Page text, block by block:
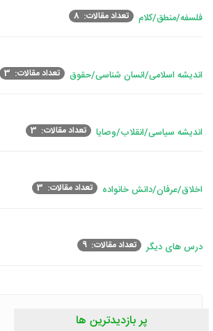
فلسفه/منطق/کلام تعداد مقالات: 8
اندیشه اسلامی/انسان شناسی/حقوق تعداد مقالات: 3
اندیشه سیاسی/انقلاب/وصایا تعداد مقالات: 3
اخلاق/عرفان/دانش خانواده تعداد مقالات: 3
درس های دیگر تعداد مقالات: 9
پر بازدیدترین ها